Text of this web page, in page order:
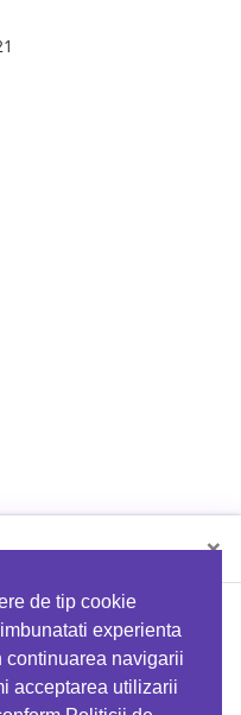
de tip cookie
experienta
continuarea navigarii
acceptarea utilizarii
×
folosind codul